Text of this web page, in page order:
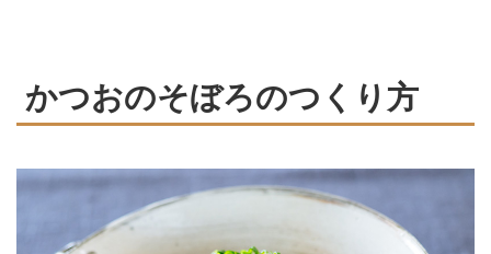
かつおのそぼろのつくり方